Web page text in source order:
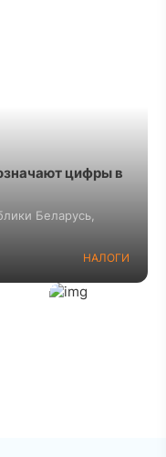
цифры в
Беларусь,
НАЛОГИ